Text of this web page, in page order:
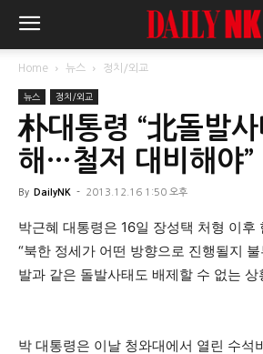
Home 뉴스 정치/외교
뉴스 정치/외교
朴대통령 “北돌발
해…철저 대비해야”
By DailyNK - 2013.12.16 1:50 오후
박근혜 대통령은 16일 장성택 처형 이후
“북한 정세가 어떤 방향으로 진행될지
발과 같은 돌발사태도 배제할 수 없는 상
박 대통령은 이날 청와대에서 열린 수석